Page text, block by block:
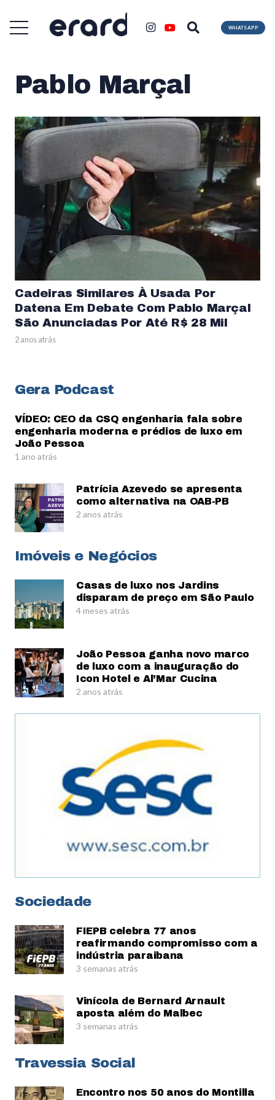
WHATSAPP
Pablo Marçal
Cadeiras Similares À Usada Por
Datena Em Debate Com Pablo Marçal
São Anunciadas Por Até R$ 28 Mil
2 anos atrás
Gera Podcast
VÍDEO: CEO da CSQ engenharia fala sobre
engenharia moderna e prédios de luxo em
João Pessoa
1 ano atrás
Patrícia Azevedo se apresenta
como alternativa na OAB-PB
2 anos atrás
Imóveis e Negócios
Casas de luxo nos Jardins
disparam de preço em São Paulo
4 meses atrás
João Pessoa ganha novo marco
de luxo com a inauguração do
Icon Hotel e Al’Mar Cucina
2 anos atrás
Sociedade
FIEPB celebra 77 anos
reafirmando compromisso com a
indústria paraibana
3 semanas atrás
Vinícola de Bernard Arnault
aposta além do Malbec
3 semanas atrás
Travessia Social
Encontro nos 50 anos do Montilla